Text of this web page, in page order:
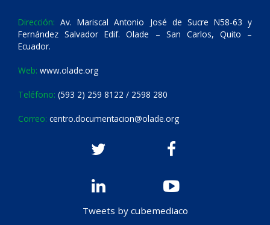
Dirección: Av. Mariscal Antonio José de Sucre N58-63 y
Fernández Salvador Edif. Olade – San Carlos, Quito –
Ecuador.
Web: www.olade.org
Teléfono: (593 2) 259 8122 / 2598 280
Correo: centro.documentacion@olade.org
Tweets by cubemediaco